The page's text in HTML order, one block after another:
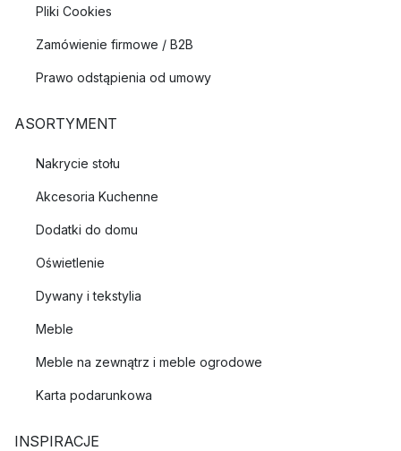
Pliki Cookies
Zamówienie firmowe / B2B
Prawo odstąpienia od umowy
ASORTYMENT
Nakrycie stołu
Akcesoria Kuchenne
Dodatki do domu
Oświetlenie
Dywany i tekstylia
Meble
Meble na zewnątrz i meble ogrodowe
Karta podarunkowa
INSPIRACJE